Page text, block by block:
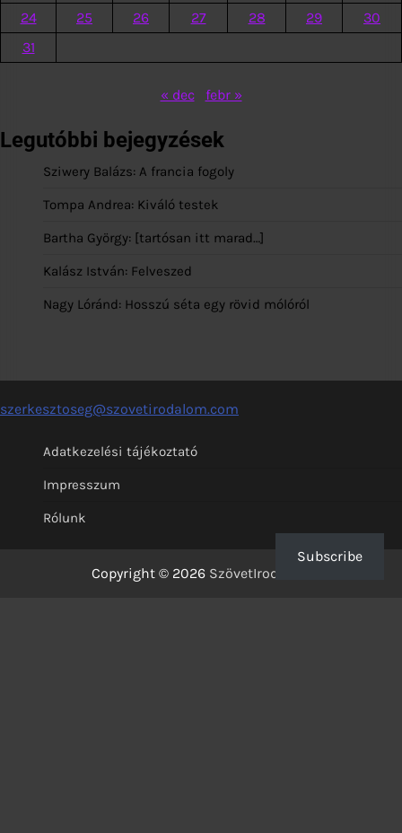
24
25 26 27 28 29
30
31
« dec febr »
Legutóbbi bejegyzések
Sziwery Balázs: A francia fogoly
Tompa Andrea: Kiváló testek
Bartha György: [tartósan itt marad…]
Kalász István: Felveszed
Nagy Lóránd: Hosszú séta egy rövid mólóról
szerkesztoseg@szovetirodalom.com
Adatkezelési tájékoztató
Impresszum
Rólunk
Copyright © 2026 SzövetIrodalom
Subscribe